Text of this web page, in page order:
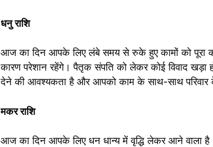
धनु राशि
आज का दिन आपके लिए लंबे समय से रुके हुए कामों को पूरा
कारण परेशान रहेंगे। पैतृक संपति को लेकर कोई विवाद खड़ा
देने की आवश्यकता है और आपको काम के साथ-साथ परिवार
मकर राशि
आज का दिन आपके लिए धन धान्य में वृद्धि लेकर आने वाला